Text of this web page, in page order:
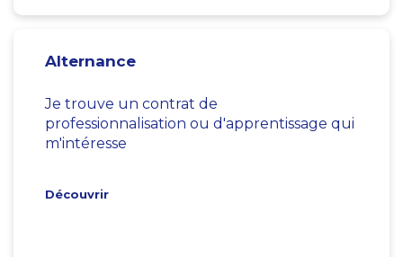
Alternance
Je trouve un contrat de
professionnalisation ou d'apprentissage qui
m'intéresse
Découvrir